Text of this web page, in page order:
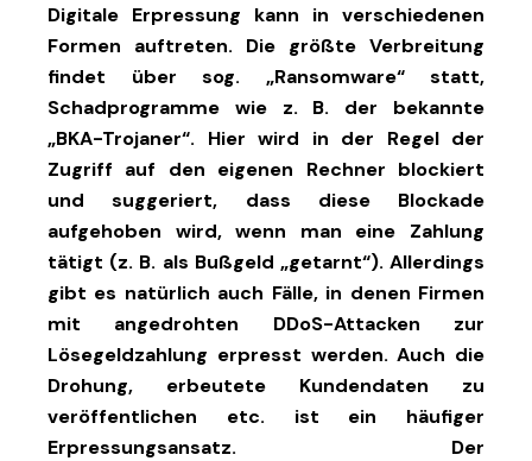
Digitale Erpressung kann in verschiedenen
Formen auftreten. Die größte Verbreitung
findet über sog. „Ransomware“ statt,
Schadprogramme wie z. B. der bekannte
„BKA-Trojaner“. Hier wird in der Regel der
Zugriff auf den eigenen Rechner blockiert
und suggeriert, dass diese Blockade
aufgehoben wird, wenn man eine Zahlung
tätigt (z. B. als Bußgeld „getarnt“). Allerdings
gibt es natürlich auch Fälle, in denen Firmen
mit angedrohten DDoS-Attacken zur
Lösegeldzahlung erpresst werden. Auch die
Drohung, erbeutete Kundendaten zu
veröffentlichen etc. ist ein häufiger
Erpressungsansatz. Der